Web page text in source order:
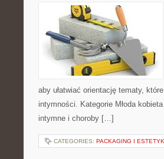
aby ułatwiać orientację tematy,
intymności. Kategorie Młoda
intymne i choroby […]
CATEGORIES: PACKAGING I